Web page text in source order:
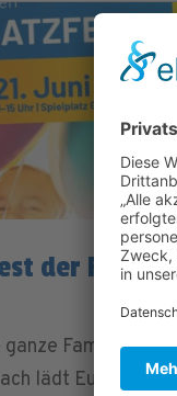
der FWG |
ganze Familie Die
lädt Euch ein